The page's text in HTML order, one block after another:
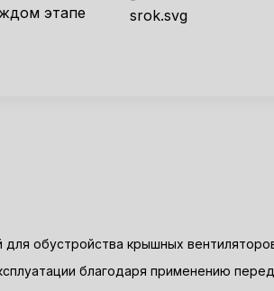
этапе
обустройства крышных
благодаря применению